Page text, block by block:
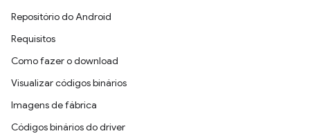
Repositório do Android
Requisitos
Como fazer o download
Visualizar códigos binários
Imagens de fábrica
Códigos binários do driver